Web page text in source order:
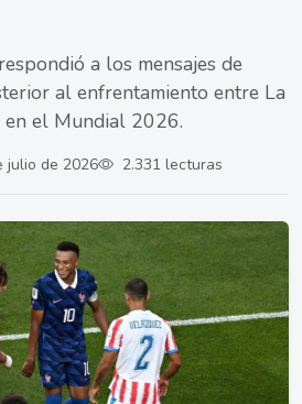
a los mensajes de
al enfrentamiento entre La
el Mundial 2026.
julio de 2026 2.331 lecturas